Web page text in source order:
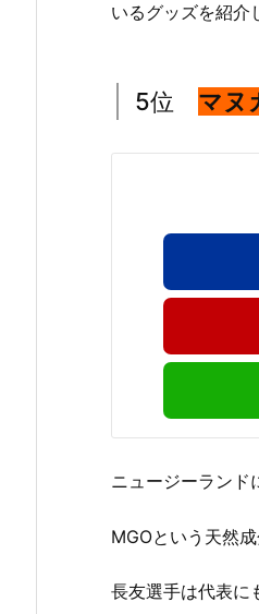
いるグッズを紹介
5位 マヌ
ニュージーランド
MGOという天然
長友選手は代表に